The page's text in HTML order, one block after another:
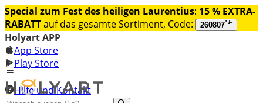
Special zum Fest des heiligen Laurentius: 15 % EXTRA-
RABATTauf das gesamte Sortiment, Code: 260807
Holyart APP
App Store
Play Store
Hilfe und Kontakt